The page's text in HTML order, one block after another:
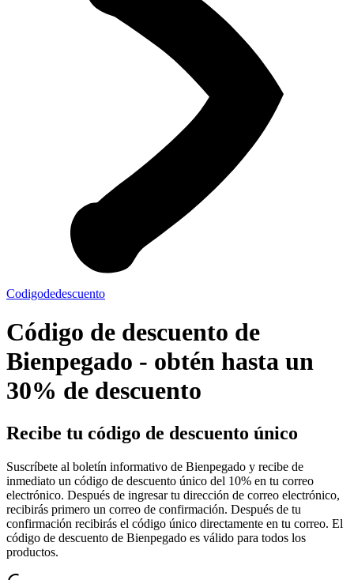
Codigodedescuento
Código de descuento de
Bienpegado - obtén hasta un
30% de descuento
Recibe tu código de descuento único
Suscríbete al boletín informativo de Bienpegado y recibe de
inmediato un código de descuento único del 10% en tu correo
electrónico. Después de ingresar tu dirección de correo electrónico,
recibirás primero un correo de confirmación. Después de tu
confirmación recibirás el código único directamente en tu correo. El
código de descuento de Bienpegado es válido para todos los
productos.